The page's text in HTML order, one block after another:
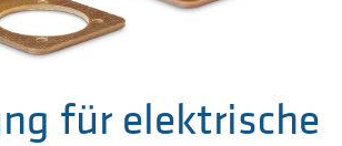
für elektrische